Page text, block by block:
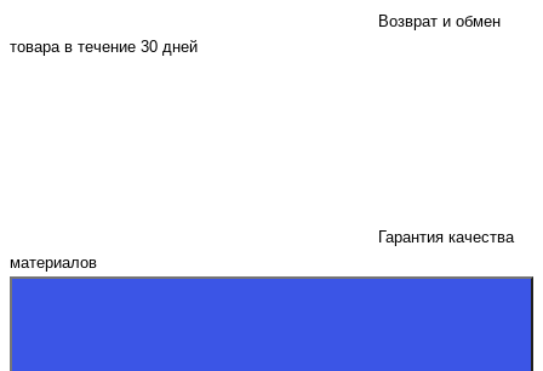
Возврат и обмен
товара в течение 30 дней
Гарантия качества
материалов